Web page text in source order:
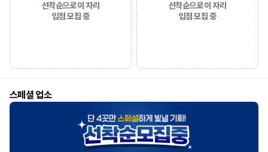
선착순으로 이 자리
입점 모집 중
선착순으로 이 자리
입점 모집 중
스페셜 업소